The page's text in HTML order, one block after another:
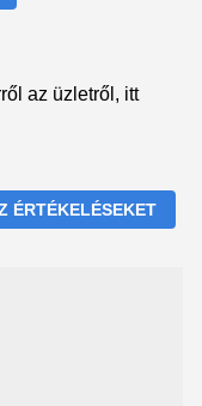
az üzletről, itt
ÉRTÉKELÉSEKET